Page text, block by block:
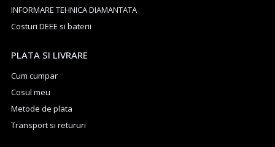
INFORMARE TEHNICA DIAMANTATA
Costuri DEEE si baterii
PLATA SI LIVRARE
Cum cumpar
Cosul meu
Metode de plata
Transport si retururi